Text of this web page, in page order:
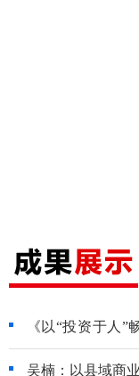
《以“投资于人
发
吴楠：以县域商